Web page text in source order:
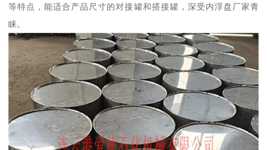
等特点，能适合产品尺寸的对接罐和搭接罐，深受内浮盘厂家青
睐。